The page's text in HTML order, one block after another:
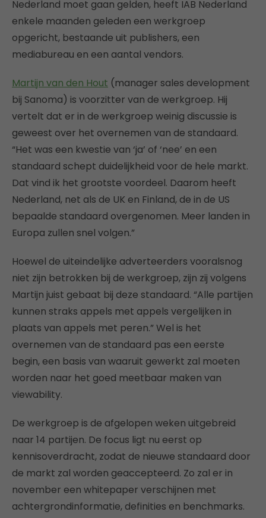
Nederland moet gaan gelden, heeft IAB Nederland
enkele maanden geleden een werkgroep
opgericht, bestaande uit publishers, een
mediabureau en een aantal vendors.
Martijn van den Hout (manager sales development
bij Sanoma) is voorzitter van de werkgroep. Hij
vertelt dat er in de werkgroep weinig discussie is
geweest over het overnemen van de standaard.
“Het was een kwestie van ‘ja’ of ‘nee’ en een
standaard schept duidelijkheid voor de hele markt.
Dat vind ik het grootste voordeel. Daarom heeft
Nederland, net als de UK en Finland, de in de US
bepaalde standaard overgenomen. Meer landen in
Europa zullen snel volgen.”
Hoewel de uiteindelijke adverteerders vooralsnog
niet zijn betrokken bij de werkgroep, zijn zij volgens
Martijn juist gebaat bij deze standaard. “Alle partijen
kunnen straks appels met appels vergelijken in
plaats van appels met peren.” Wel is het
overnemen van de standaard pas een eerste
begin, een basis van waaruit gewerkt zal moeten
worden naar het goed meetbaar maken van
viewability.
De werkgroep is de afgelopen weken uitgebreid
naar 14 partijen. De focus ligt nu eerst op
kennisoverdracht, zodat de nieuwe standaard door
de markt zal worden geaccepteerd. Zo zal er in
november een whitepaper verschijnen met
achtergrondinformatie, definities en benchmarks.